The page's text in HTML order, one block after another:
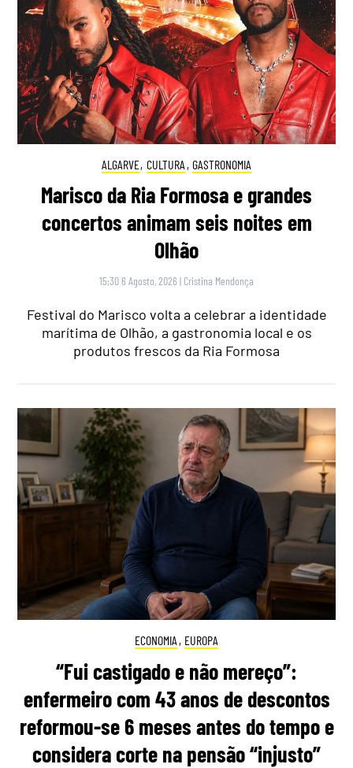
ALGARVE, CULTURA , GASTRONOMIA
Marisco da Ria Formosa e grandes
concertos animam seis noites em
Olhão
15:30 6 Agosto, 2026 | Cristina Mendonça
Festival do Marisco volta a celebrar a identidade
marítima de Olhão, a gastronomia local e os
produtos frescos da Ria Formosa
ECONOMIA , EUROPA
“Fui castigado e não mereço”:
enfermeiro com 43 anos de descontos
reformou-se 6 meses antes do tempo e
considera corte na pensão “injusto”